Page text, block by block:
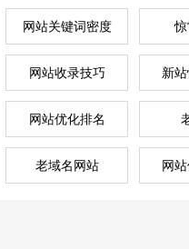
网站关键词密度
网站收录技巧 新
网站优化排名
老域名网站 网